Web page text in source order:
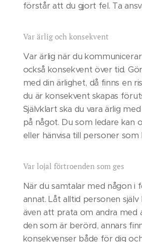
förstår att du gjort fel. Ta
Var ärlig och konsekvent
Var ärlig när du
också konsekvent över tid.
med din ärlighet, då finns en
du är konsekvent skapas
Självklart ska du vara ärlig
på något. Du som ledare kan
eller hänvisa till personer
Var lojal förtroenden som ges
När du samtalar med någon
annat. Låt alltid personen
även att prata om andra med
den som är berörd, annars
konsekvenser både för dig